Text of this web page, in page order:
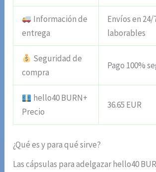
Información de
entrega
Envíos en 24/
laborables
Seguridad de
compra
Pago 100%
hello40 BURN+
Precio
36.65 EUR
¿Qué es y para qué sirve?
Las cápsulas para adelgazar hello40